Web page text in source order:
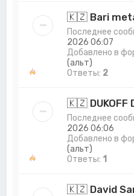
🇰🇿 Bari
Последнее
2026 06:07
Добавлено в
(альт)
Ответы: 2
🇰🇿
Последнее
2026 06:06
Добавлено в
(альт)
Ответы: 1
🇰🇿 David